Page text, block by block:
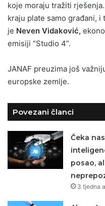
koje moraju tražiti
kraju plate samo građani,
je Neven Vidaković,
emisiji “Studio 4”.
JANAF preuzima još
europske zemlje.
Povezani članci
Čeka
posao,
3 tjedna